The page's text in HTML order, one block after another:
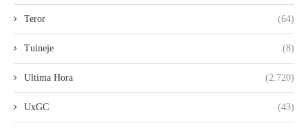
Teror (64)
Tuineje (8)
Ultima Hora (2.720)
UxGC (43)